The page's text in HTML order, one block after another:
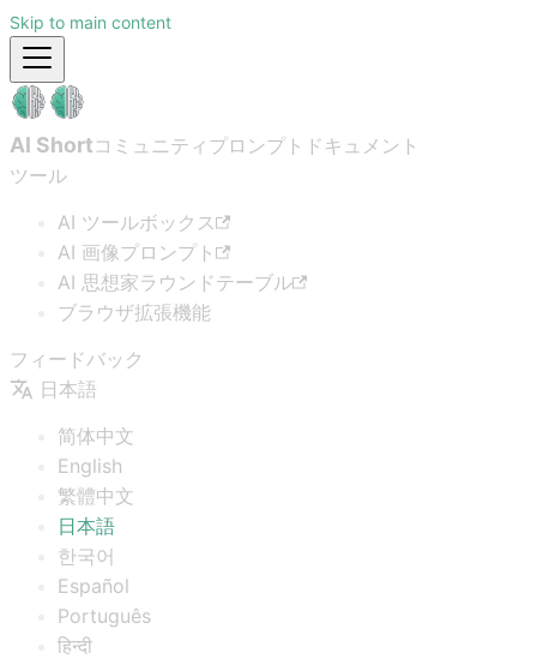
Skip to main content
AI Short コミュニティプロンプト ドキュメント
ツール
AI ツールボックス
AI 画像プロンプト
AI 思想家ラウンドテーブル
ブラウザ拡張機能
フィードバック
日本語
简体中文
English
繁體中文
日本語
한국어
Español
Português
हिन्दी